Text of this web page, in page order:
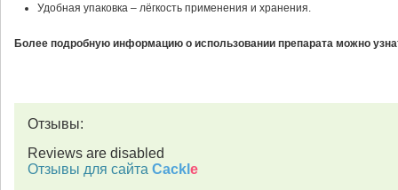
Удобная упаковка – лёгкость применения и хранения.
Более подробную информацию о использовании препарата можно
Отзывы:
Reviews are disabled
Отзывы для сайта Cackl e